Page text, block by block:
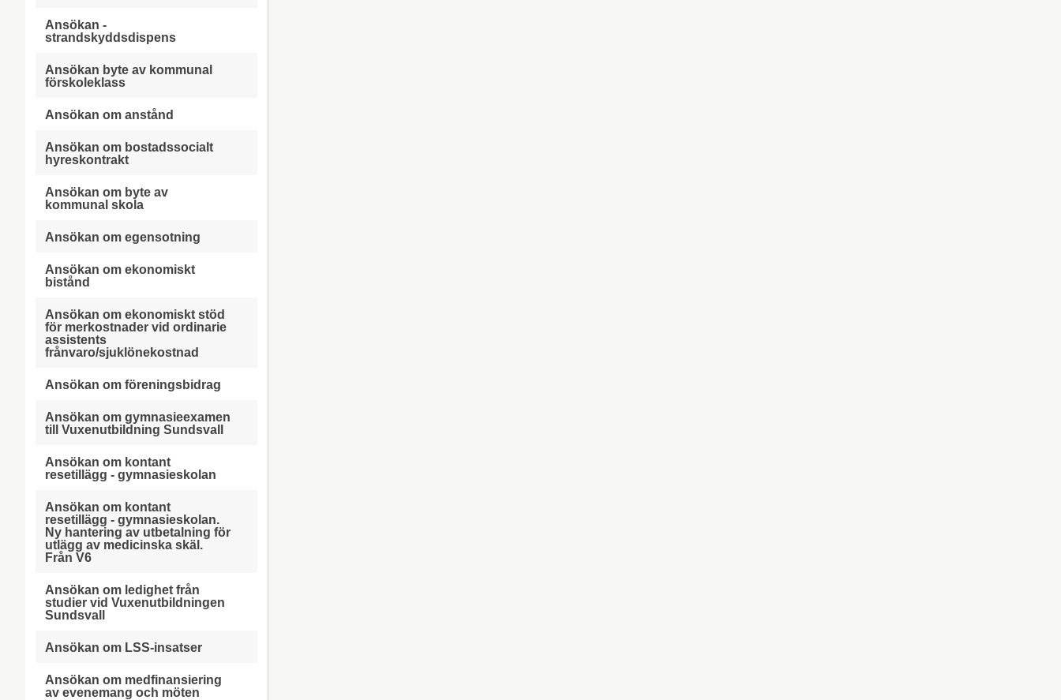
Ansökan -
strandskyddsdispens
Ansökan byte av kommunal
förskoleklass
Ansökan om anstånd
Ansökan om bostadssocialt
hyreskontrakt
Ansökan om byte av
kommunal skola
Ansökan om egensotning
Ansökan om ekonomiskt
bistånd
Ansökan om ekonomiskt stöd
för merkostnader vid ordinarie
assistents
frånvaro/sjuklönekostnad
Ansökan om föreningsbidrag
Ansökan om gymnasieexamen
till Vuxenutbildning Sundsvall
Ansökan om kontant
resetillägg - gymnasieskolan
Ansökan om kontant
resetillägg - gymnasieskolan.
Ny hantering av utbetalning för
utlägg av medicinska skäl.
Från V6
Ansökan om ledighet från
studier vid Vuxenutbildningen
Sundsvall
Ansökan om LSS-insatser
Ansökan om medfinansiering
av evenemang och möten